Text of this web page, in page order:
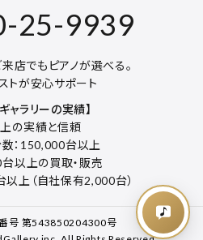
25-9939
来店でもピアノが選べる。
トが安心サポート
ャラリーの実績】
の実績と信頼
：150,000台以上
以上の買取・販売
上（自社保有2,000台）
号 第543850204300号